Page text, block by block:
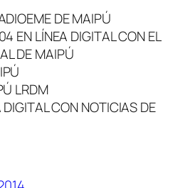
DE MAIPÚ
EN LÍNEA DIGITAL CON EL
DE MAIPÚ
LRDM
DIGITAL CON NOTICIAS DE